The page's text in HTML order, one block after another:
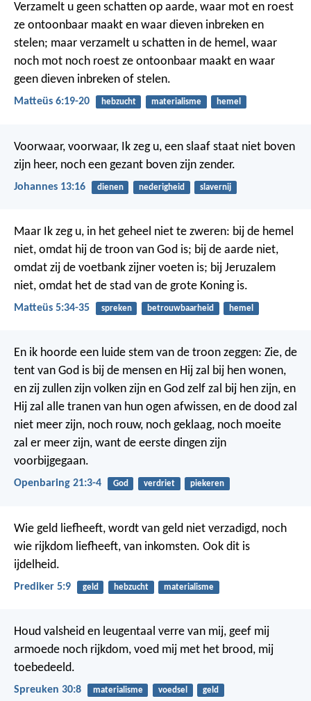
Verzamelt u geen schatten op aarde, waar mot en roest
ze ontoonbaar maakt en waar dieven inbreken en
stelen; maar verzamelt u schatten in de hemel, waar
noch mot noch roest ze ontoonbaar maakt en waar
geen dieven inbreken of stelen.
Matteüs 6:19-20 hebzucht materialisme hemel
Voorwaar, voorwaar, Ik zeg u, een slaaf staat niet boven
zijn heer, noch een gezant boven zijn zender.
Johannes 13:16 dienen nederigheid slavernij
Maar Ik zeg u, in het geheel niet te zweren: bij de hemel
niet, omdat hij de troon van God is; bij de aarde niet,
omdat zij de voetbank zijner voeten is; bij Jeruzalem
niet, omdat het de stad van de grote Koning is.
Matteüs 5:34-35 spreken betrouwbaarheid hemel
En ik hoorde een luide stem van de troon zeggen: Zie, de
tent van God is bij de mensen en Hij zal bij hen wonen,
en zij zullen zijn volken zijn en God zelf zal bij hen zijn, en
Hij zal alle tranen van hun ogen afwissen, en de dood zal
niet meer zijn, noch rouw, noch geklaag, noch moeite
zal er meer zijn, want de eerste dingen zijn
voorbijgegaan.
Openbaring 21:3-4 God verdriet piekeren
Wie geld liefheeft, wordt van geld niet verzadigd, noch
wie rijkdom liefheeft, van inkomsten. Ook dit is
ijdelheid.
Prediker 5:9 geld hebzucht materialisme
Houd valsheid en leugentaal verre van mij, geef mij
armoede noch rijkdom, voed mij met het brood, mij
toebedeeld.
Spreuken 30:8 materialisme voedsel geld